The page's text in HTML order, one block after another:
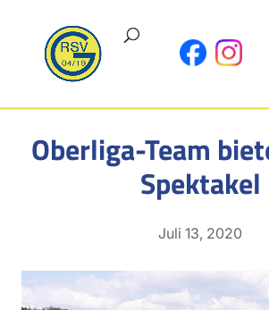
Oberliga-Team
Spektakel
Juli 13, 2020